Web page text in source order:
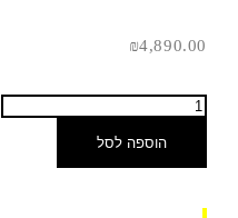
₪4,890.00
הוספה לסל